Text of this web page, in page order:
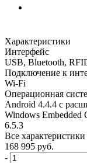
Характеристики
Интерфейс
USB, Bluetooth,
Подключение к
Wi-Fi
Операционная
Android 4.4.4 с
Windows Embedded
6.5.3
Все характеристики
168 995 руб.
-